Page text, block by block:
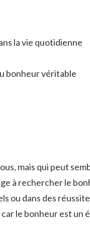
la vie quotidienne
bonheur véritable
mais qui peut
à rechercher le
ou dans des
le bonheur est